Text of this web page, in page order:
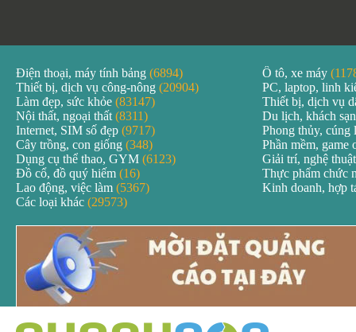
Điện thoại, máy tính bảng (6894) Ô tô, xe máy
Thiết bị, dịch vụ công-nông (20904)
PC, laptop, linh
Làm đẹp, sức khỏe (83147)
Thiết bị, dịch vụ
Nội thất, ngoại thất (8311)
Du lịch, khách
Internet, SIM số đẹp (9717)
Phong thủy, cúng
Cây trồng, con giống (348)
Phần mềm, game
Dụng cụ thể thao, GYM (6123)
Giải trí, nghệ
Đồ cổ, đồ quý hiếm (16)
Thực phẩm chức
Lao động, việc làm (5367)
Kinh doanh, hợp
Các loại khác (29573)